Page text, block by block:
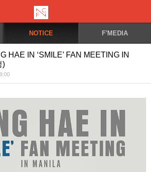
NOTICE F'MEDIA
HAE IN ‘SMILE’ FAN MEETING IN
)